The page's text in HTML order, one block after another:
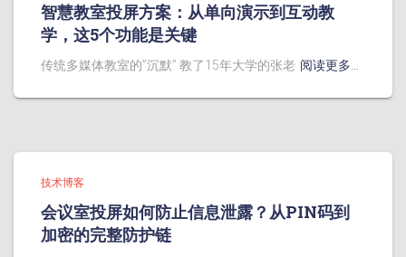
智慧教室投屏方案：从单向演示到互动教
学，这5个功能是关键
传统多媒体教室的”沉默” 教了15年大学的张老 阅读更多…
技术博客
会议室投屏如何防止信息泄露？从PIN码到
加密的完整防护链